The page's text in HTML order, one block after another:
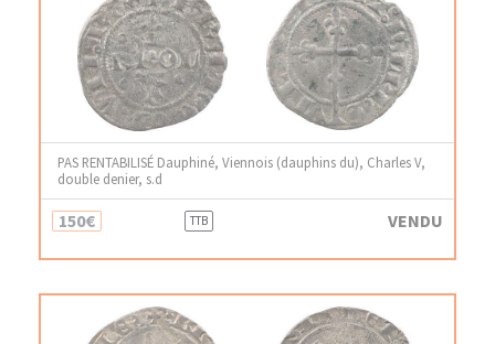
PAS RENTABILISÉ Dauphiné, Viennois (dauphins du), Charles V,
double denier, s.d
150€ TTB VENDU